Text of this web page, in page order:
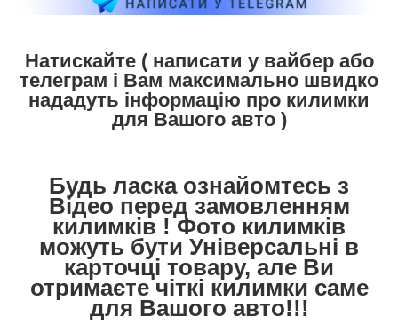
Натискайте ( написати у вайбер або
телеграм і Вам максимально швидко
нададуть інформацію про килимки
для Вашого авто )
Будь ласка ознайомтесь з
Відео перед замовленням
килимків ! Фото килимків
можуть бути Універсальні в
карточці товару, але Ви
отримаєте чіткі килимки саме
для Вашого авто!!!